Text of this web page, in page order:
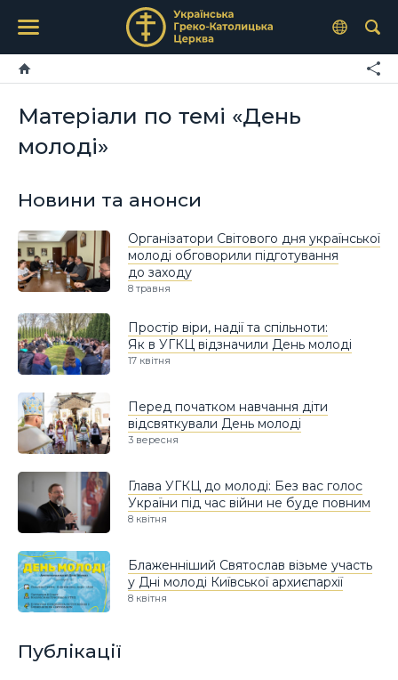
Матеріали по темі «День
молоді»
Новини та анонси
Організатори Світового дня української
молоді обговорили підготування
до заходу
8 травня
Простір віри, надії та спільноти:
Як в УГКЦ відзначили День молоді
17 квітня
Перед початком навчання діти
відсвяткували День молоді
3 вересня
Глава УГКЦ до молоді: Без вас голос
України під час війни не буде повним
8 квітня
Блаженніший Святослав візьме участь
у Дні молоді Київської архиєпархії
8 квітня
Публікації